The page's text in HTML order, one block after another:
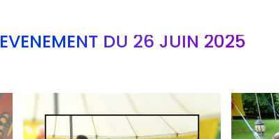
EVÉNEMENT DU 26 JUIN 2025
ARMCHAIR
Branding